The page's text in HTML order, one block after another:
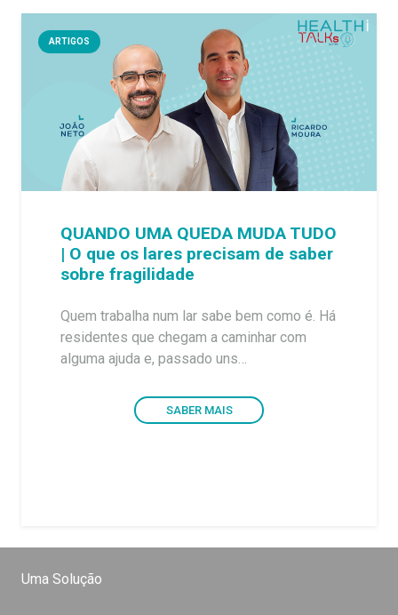
ARTIGOS
QUANDO UMA QUEDA MUDA TUDO
| O que os lares precisam de saber
sobre fragilidade
Quem trabalha num lar sabe bem como é. Há
residentes que chegam a caminhar com
alguma ajuda e, passado uns…
SABER MAIS
Uma Solução